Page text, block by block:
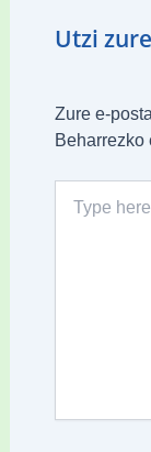
Utzi
Zure e-
Beharrezko
here..